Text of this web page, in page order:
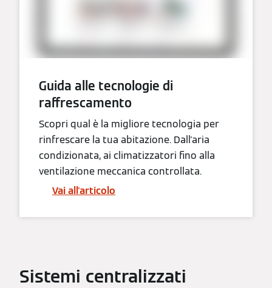
Guida alle tecnologie di
raffrescamento
Scopri qual è la migliore tecnologia per
rinfrescare la tua abitazione. Dall'aria
condizionata, ai climatizzatori fino alla
ventilazione meccanica controllata.
Vai all'articolo
Sistemi centralizzati